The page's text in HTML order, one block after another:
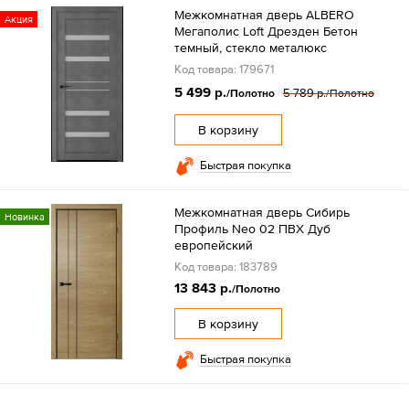
Акция
Межкомнатная дверь ALBERO
Мегаполис Loft Дрезден Бетон
темный, стекло металюкс
Код товара: 179671
5 499 р./Полотно 5 789 р./Полотно
В корзину
Быстрая покупка
Новинка
Межкомнатная дверь Сибирь
Профиль Neo 02 ПВХ Дуб
европейский
Код товара: 183789
13 843 р./Полотно
В корзину
Быстрая покупка